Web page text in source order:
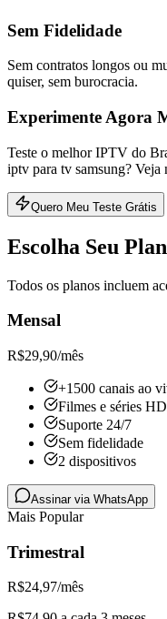
Sem Fidelidade
Sem contratos longos ou
quiser, sem burocracia.
Experimente Agora
Teste o melhor IPTV do
iptv para tv samsung?
Quero Meu Teste Grátis
Escolha Seu
Todos os planos incluem
Mensal
R$29,90/mês
+1500 canais ao
Filmes e séries
Suporte 24/7
Sem fidelidade
2 dispositivos
Assinar via WhatsApp
Mais Popular
Trimestral
R$24,97/mês